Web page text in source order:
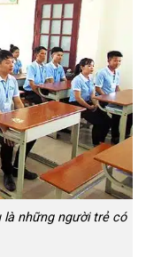
những người trẻ có